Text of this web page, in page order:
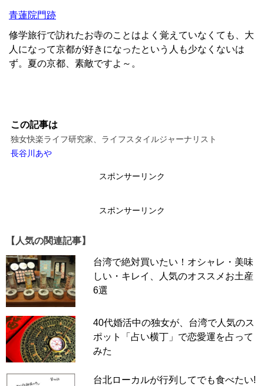
青蓮院門跡
修学旅行で訪れたお寺のことはよく覚えていなくても、大
人になって京都が好きになったという人も少なくないは
ず。夏の京都、素敵ですよ～。
この記事は
独女快楽ライフ研究家、ライフスタイルジャーナリスト
長谷川あや
スポンサーリンク
スポンサーリンク
【人気の関連記事】
台湾で絶対買いたい！オシャレ・美味
しい・キレイ、人気のオススメお土産
6選
40代婚活中の独女が、台湾で人気のス
ポット「占い横丁」で恋愛運を占って
みた
台北ローカルが行列してでも食べたい!